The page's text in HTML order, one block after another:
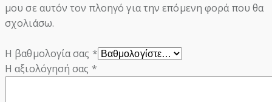
μου σε αυτόν τον πλοηγό για την επόμενη φορά που θα
σχολιάσω.
Η βαθμολογία σας *
Η αξιολόγησή σας *